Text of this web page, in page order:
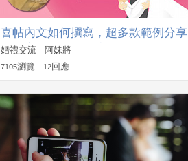
喜帖內文如何撰寫，超多款範例分享
給大家一起解決困惑
婚禮交流 阿妹將
7105瀏覽 12回應